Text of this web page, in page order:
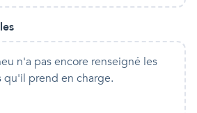
n'a pas encore renseigné les
qu'il prend en charge.